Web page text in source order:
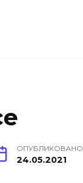
ОПУБЛИКОВАНО
24.05.2021